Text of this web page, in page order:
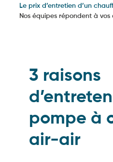
Le prix d’entretien d’un
Nos équipes répondent à vos
3 raisons
pompe à
air-air